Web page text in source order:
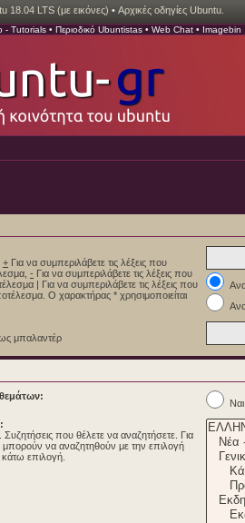
18.04 LTS (με εικόνες) • Αρχικές οδηγίες Ubuntu.
- Tutorials • Περιοδικό Ubuntistas • Web Chat • Imagebin
+ Για να συμπεριλάβετε τις λέξεις που
- Για να συμπεριλάβετε τις λέξεις που
| Για να συμπεριλάβετε τις λέξεις που
Ο χαρακτήρας * χρησιμοποιείται
ως μπαλαντέρ
Ναι
που θέλετε να αναζητήσετε. Για
μπορούν να αναζητηθούν με την επιλογή
επιλογή.